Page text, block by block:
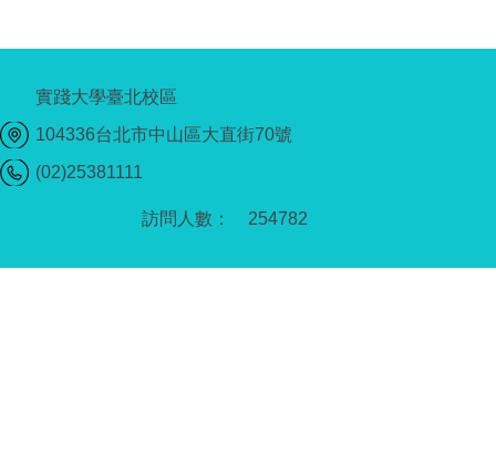
254782
實踐大學臺北校區
104336台北市中山區大直街70號
(02)25381111